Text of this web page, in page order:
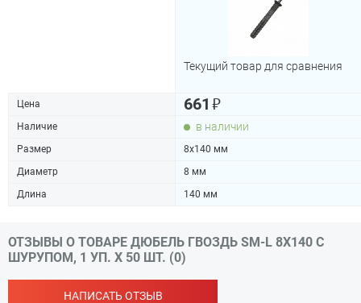
Текущий товар для сравнения
Цена 661 ₽
Наличие в наличии
Размер
8х140 мм
Диаметр
8 мм
Длина
140 мм
ОТЗЫВЫ О ТОВАРЕ ДЮБЕЛЬ ГВОЗДЬ SM-L 8Х140 С
ШУРУПОМ, 1 УП. Х 50 ШТ. (0)
НАПИСАТЬ ОТЗЫВ